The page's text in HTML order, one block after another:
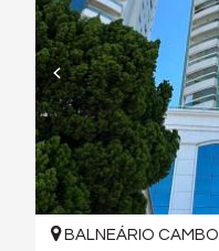
BALNEÁRIO